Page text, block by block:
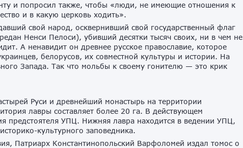
и попросил также, чтобы «люди, не имеющие отношения к
и в какую церковь ходить».
свой народ, осквернивший свой государственный флаг
Ненси Пелоси), убивший десятки тысяч своих, ни в чем не
А ненавидит он древнее русское православие, которое
белорусов, их совместной культуры и истории. На
Запада. Так что мольбы к своему гонителю — это крик
Руси и древнейший монастырь на территории
лавры составляет более 20 га. В действующем
предстоятеля УПЦ. Нижняя лавра находится в ведении УПЦ,
культурного заповедника.
Патриарх Константинопольский Варфоломей издал томос о